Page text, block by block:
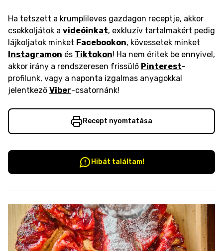
Ha tetszett a krumplileves gazdagon receptje, akkor
csekkoljátok a videóinkat, exkluzív tartalmakért pedig
lájkoljatok minket Facebookon, kövessetek minket
Instagramon és Tiktokon! Ha nem éritek be ennyivel,
akkor irány a rendszeresen frissülő Pinterest-
profilunk, vagy a naponta izgalmas anyagokkal
jelentkező Viber-csatornánk!
Recept nyomtatása
Hibát találtam!